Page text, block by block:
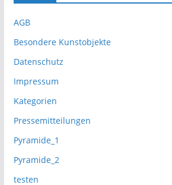
AGB
Besondere Kunstobjekte
Datenschutz
Impressum
Kategorien
Pressemitteilungen
Pyramide_1
Pyramide_2
testen